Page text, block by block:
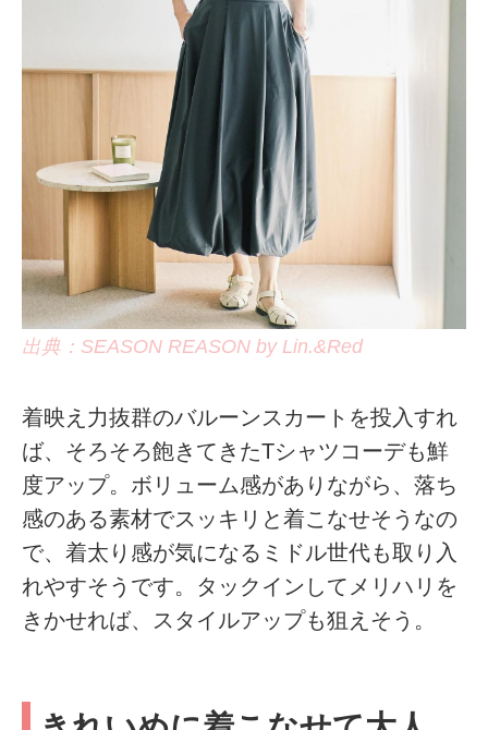
出典：SEASON REASON by Lin.&Red
着映え力抜群のバルーンスカートを投入すれ
ば、そろそろ飽きてきたTシャツコーデも鮮
度アップ。ボリューム感がありながら、落ち
感のある素材でスッキリと着こなせそうなの
で、着太り感が気になるミドル世代も取り入
れやすそうです。タックインしてメリハリを
きかせれば、スタイルアップも狙えそう。